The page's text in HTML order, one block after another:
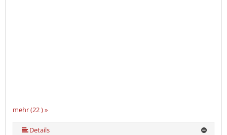
mehr (22 ) »
mehr (22 ) »
mehr (22 ) »
mehr (22 ) »
mehr (22 ) »
mehr (22 ) »
mehr (22 ) »
mehr (22 ) »
mehr (22 ) »
mehr (22 ) »
mehr (22 ) »
mehr (22 ) »
mehr (22 ) »
mehr (22 ) »
mehr (22 ) »
mehr (22 ) »
mehr (22 ) »
mehr (22 ) »
mehr (22 ) »
Details